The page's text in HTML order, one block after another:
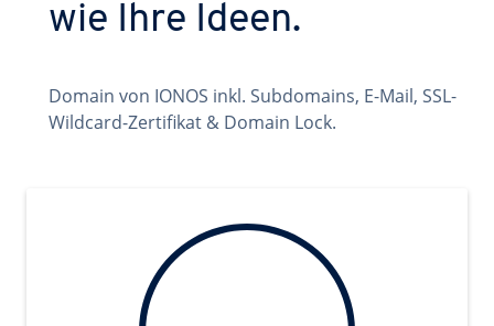
wie Ihre Ideen.
Domain von IONOS inkl. Subdomains, E-Mail, SSL-
Wildcard-Zertifikat & Domain Lock.